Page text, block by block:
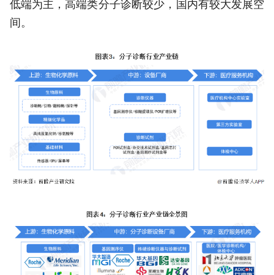
低端为主，高端类分子诊断较少，国内有较大发展空
间。